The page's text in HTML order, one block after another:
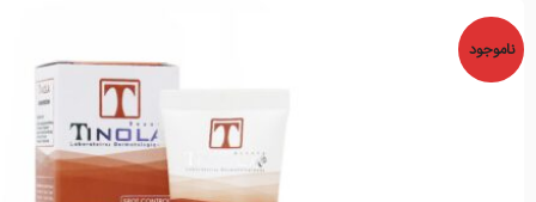
ناموجود